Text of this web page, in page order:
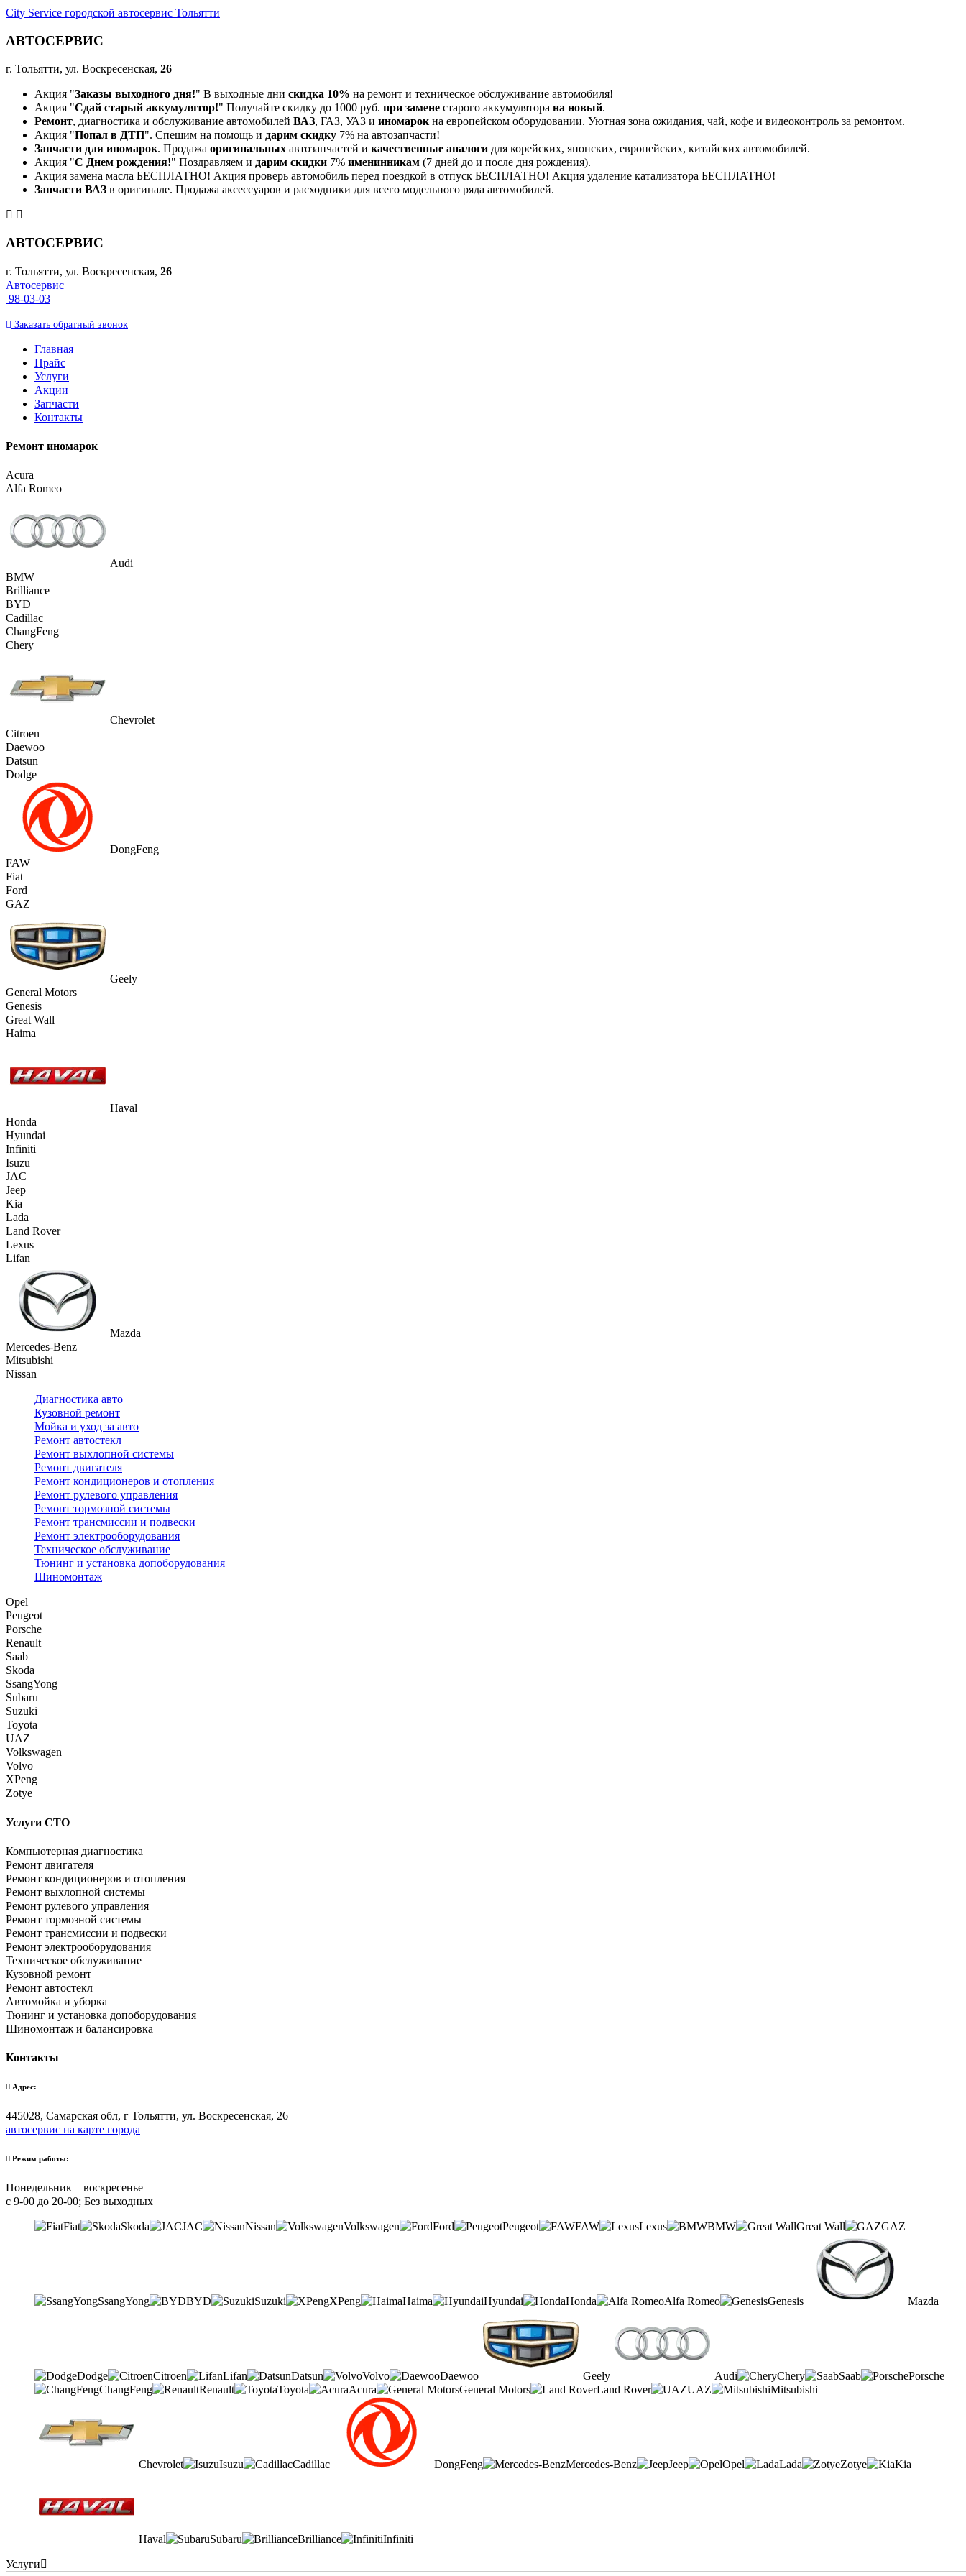
City Service городской автосервис Тольятти
АВТОСЕРВИС
г. Тольятти, ул. Воскресенская, 26
Акция "Заказы выходного дня!" В выходные дни скидка 10% на ремонт и техническое обслуживание автомобиля!
Акция "Сдай старый аккумулятор!" Получайте скидку до 1000 руб. при замене старого аккумулятора на новый.
Ремонт, диагностика и обслуживание автомобилей ВАЗ, ГАЗ, УАЗ и иномарокна европейском оборудовании. Уютная зона ожидания, чай, кофе и видеоконтроль за ремонтом.
Акция "Попал в ДТП". Спешим на помощь и дарим скидку 7% на автозапчасти!
Запчасти для иномарок. Продажа оригинальных автозапчастей и качественные аналоги для корейских, японских, европейских, китайских автомобилей.
Акция "С Днем рождения!" Поздравляем и дарим скидки 7% именинникам (7 дней до и после дня рождения).
Акция замена масла БЕСПЛАТНО! Акция проверь автомобиль перед поездкой в отпуск БЕСПЛАТНО! Акция удаление катализатора БЕСПЛАТНО!
Запчасти ВАЗ в оригинале. Продажа аксессуаров и расходники для всего модельного ряда автомобилей.
АВТОСЕРВИС
г. Тольятти, ул. Воскресенская, 26
Автосервис
98-03-03
Заказать обратный звонок
Главная
Прайс
Услуги
Акции
Запчасти
Контакты
Ремонт иномарок
Acura
Alfa Romeo
Audi
BMW
Brilliance
BYD
Cadillac
ChangFeng
Chery
Chevrolet
Citroen
Daewoo
Datsun
Dodge
DongFeng
FAW
Fiat
Ford
GAZ
Geely
General Motors
Genesis
Great Wall
Haima
Haval
Honda
Hyundai
Infiniti
Isuzu
JAC
Jeep
Kia
Lada
Land Rover
Lexus
Lifan
Mazda
Mercedes-Benz
Mitsubishi
Nissan
Диагностика авто
Кузовной ремонт
Мойка и уход за авто
Ремонт автостекл
Ремонт выхлопной системы
Ремонт двигателя
Ремонт кондиционеров и отопления
Ремонт рулевого управления
Ремонт тормозной системы
Ремонт трансмиссии и подвески
Ремонт электрооборудования
Техническое обслуживание
Тюнинг и установка допоборудования
Шиномонтаж
Opel
Peugeot
Porsche
Renault
Saab
Skoda
SsangYong
Subaru
Suzuki
Toyota
UAZ
Volkswagen
Volvo
XPeng
Zotye
Услуги СТО
Компьютерная диагностика
Ремонт двигателя
Ремонт кондиционеров и отопления
Ремонт выхлопной системы
Ремонт рулевого управления
Ремонт тормозной системы
Ремонт трансмиссии и подвески
Ремонт электрооборудования
Техническое обслуживание
Кузовной ремонт
Ремонт автостекл
Автомойка и уборка
Тюнинг и установка допоборудования
Шиномонтаж и балансировка
Контакты
Адрес:
445028, Самарская обл, г Тольятти, ул. Воскресенская, 26
автосервис на карте города
Режим работы:
Понедельник – воскресенье
с 9-00 до 20-00; Без выходных
Fiat Skoda JAC Nissan Volkswagen Ford Peugeot FAW Lexus BMW Great Wall GAZ
SsangYong BYD Suzuki XPeng Haima Hyundai Honda Alfa Romeo Genesis Mazda
Dodge Citroen Lifan Datsun Volvo Daewoo Geely Audi Chery Saab
Porsche
ChangFeng
Renault Toyota Acura General Motors Land Rover UAZ Mitsubishi
Chevrolet Isuzu Cadillac DongFeng Mercedes-Benz Jeep Opel Lada Zotye Kia
Haval Subaru Brilliance Infiniti
Услуги